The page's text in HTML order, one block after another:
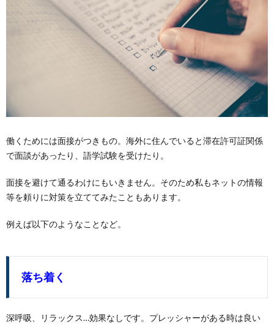
3.
プレ
4.
気付
ら泣
かな
くな
た…
と思
対策
をし
ない
が対
働くためには面接がつきもの。海外に住んでいると滞在許可証関係
で面談があったり、語学試験を受けたり。
面接を避けて通るわけにもいきません。そのため私もネットの情報
等を頼りに対策を立ててみたこともあります。
例えば以下のようなことなど。
落ち着く
深呼吸、リラックス…効果なしです。プレッシャーがある時は良い